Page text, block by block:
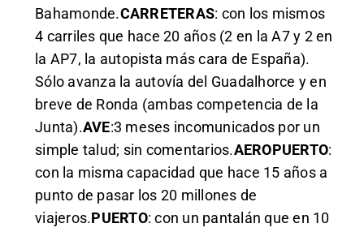
Bahamonde.CARRETERAS: con los mismos
4 carriles que hace 20 años (2 en la A7 y 2 en
la AP7, la autopista más cara de España).
Sólo avanza la autovía del Guadalhorce y en
breve de Ronda (ambas competencia de la
Junta).AVE:3 meses incomunicados por un
simple talud; sin comentarios.AEROPUERTO:
con la misma capacidad que hace 15 años a
punto de pasar los 20 millones de
viajeros.PUERTO: con un pantalán que en 10